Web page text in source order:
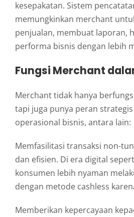
kesepakatan. Sistem
memungkinkan merchant
penjualan, membuat laporan,
performa bisnis dengan lebih
Fungsi Merchant
Merchanttidak hanya
tapi juga punya peran strategis
operasional bisnis, antara lain:
Memfasilitasi transaksi non-
dan efisien. Di era digital
konsumen lebih nyaman
dengan metode cashless
Memberikan kepercayaan